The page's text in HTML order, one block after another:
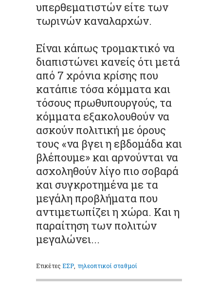
υπερθεματιστών είτε των
τωρινών καναλαρχών.
Είναι κάπως τρομακτικό να
διαπιστώνει κανείς ότι μετά
από 7 χρόνια κρίσης που
κατάπιε τόσα κόμματα και
τόσους πρωθυπουργούς, τα
κόμματα εξακολουθούν να
ασκούν πολιτική με όρους
τους «να βγει η εβδομάδα και
βλέπουμε» και αρνούνται να
ασχοληθούν λίγο πιο σοβαρά
και συγκροτημένα με τα
μεγάλη προβλήματα που
αντιμετωπίζει η χώρα. Και η
παραίτηση των πολιτών
μεγαλώνει...
ΕτικέτεςΕΣΡ τηλεοπτικοί σταθμοί